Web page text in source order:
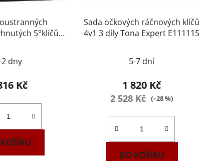
5°klíčů 8
2 dny
Kč
Sada očkových ráčnových klíčů
4v1 3 díly Tona Expert E111115
5-7 dní
1 820 Kč
2 528 Kč (–28 %)
DO KOŠÍKU